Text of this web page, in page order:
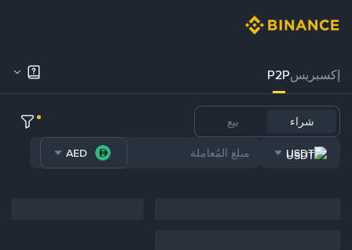
إكسبريسP2P
شراء بيع
USDT
AED